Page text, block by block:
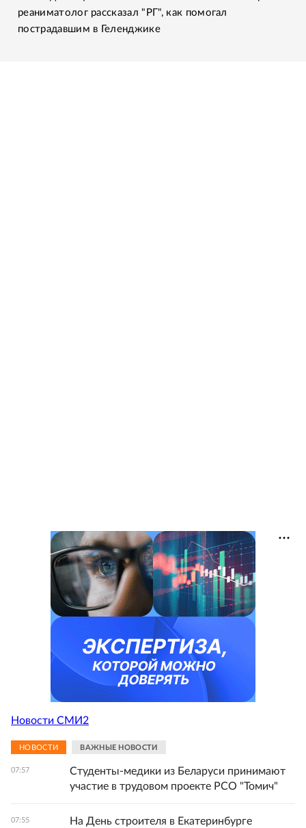
реаниматолог рассказал "РГ", как помогал
пострадавшим в Геленджике
Новости СМИ2
НОВОСТИ ВАЖНЫЕ НОВОСТИ
07:57
Студенты-медики из Беларуси принимают
участие в трудовом проекте РСО "Томич"
07:55
На День строителя в Екатеринбурге